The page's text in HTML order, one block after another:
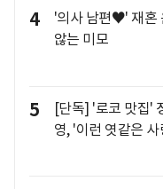
4
'의사 남편♥' 재혼
않는 미모
5
[단독] '로코 맛집'
영, '이런 엿같은